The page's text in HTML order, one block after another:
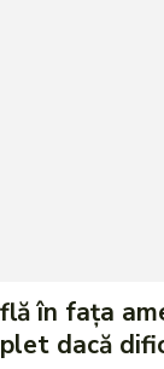
în fața
dacă